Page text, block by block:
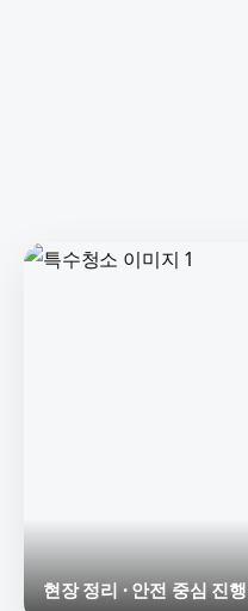
현장 정리 · 안전 중심 진행